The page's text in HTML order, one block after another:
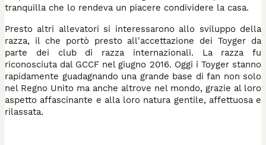
tranquilla che lo rendeva un piacere condividere la casa.
Presto altri allevatori si interessarono allo sviluppo della
razza, il che portò presto all'accettazione dei Toyger da
parte dei club di razza internazionali. La razza fu
riconosciuta dal GCCF nel giugno 2016. Oggi i Toyger stanno
rapidamente guadagnando una grande base di fan non solo
nel Regno Unito ma anche altrove nel mondo, grazie al loro
aspetto affascinante e alla loro natura gentile, affettuosa e
rilassata.